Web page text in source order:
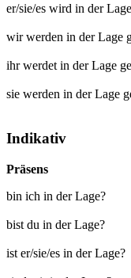
er/sie/es wird in der
wir werden in der Lage
ihr werdet in der Lage
sie werden in der Lage
Indikativ
Präsens
bin ich in der Lage?
bist du in der Lage?
ist er/sie/es in der Lage?